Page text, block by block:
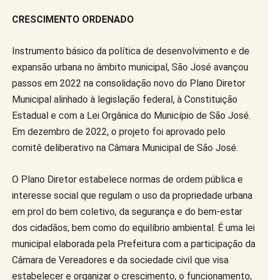
CRESCIMENTO ORDENADO
Instrumento básico da política de desenvolvimento e de
expansão urbana no âmbito municipal, São José avançou
passos em 2022 na consolidação novo do Plano Diretor
Municipal alinhado à legislação federal, à Constituição
Estadual e com a Lei Orgânica do Município de São José.
Em dezembro de 2022, o projeto foi aprovado pelo
comitê deliberativo na Câmara Municipal de São José.
O Plano Diretor estabelece normas de ordem pública e
interesse social que regulam o uso da propriedade urbana
em prol do bem coletivo, da segurança e do bem-estar
dos cidadãos, bem como do equilíbrio ambiental. É uma lei
municipal elaborada pela Prefeitura com a participação da
Câmara de Vereadores e da sociedade civil que visa
estabelecer e organizar o crescimento, o funcionamento,